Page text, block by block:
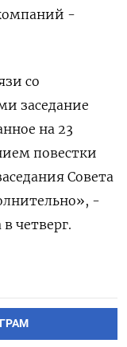
-
со
заседание
на 23
повестки
Совета
-
четверг.